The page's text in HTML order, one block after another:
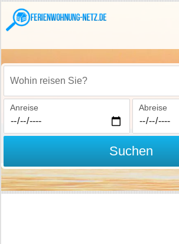
Wohin reisen Sie?
Anreise Abreise
Suchen